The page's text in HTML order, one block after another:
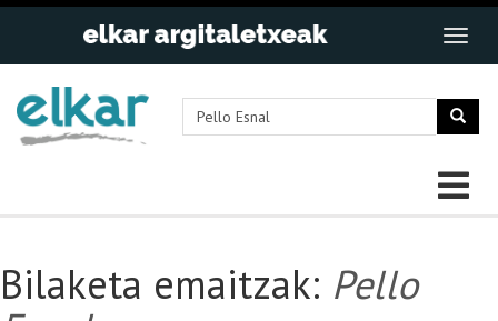
Bilaketa emaitzak: Pello